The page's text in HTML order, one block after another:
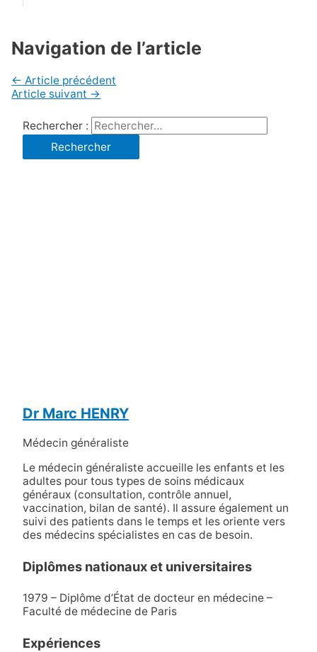
Navigation de l’article
← Article précédent
Article suivant →
Rechercher :
Dr Marc HENRY
Médecin généraliste
Le médecin généraliste accueille les enfants et les
adultes pour tous types de soins médicaux
généraux (consultation, contrôle annuel,
vaccination, bilan de santé). Il assure également un
suivi des patients dans le temps et les oriente vers
des médecins spécialistes en cas de besoin.
Diplômes nationaux et universitaires
1979 – Diplôme d’État de docteur en médecine –
Faculté de médecine de Paris
Expériences